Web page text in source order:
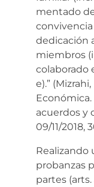
mentado
dedicación
miembros
colaborado
e).”
acuerdos y
09/11/2018,
Realizando
probanzas
partes (arts.